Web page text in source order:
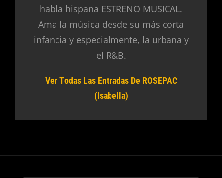
habla hispana ESTRENO MUSICAL.
Ama la música desde su más corta
infancia y especialmente, la urbana y
el R&B.
Ver Todas Las Entradas De ROSEPAC
(Isabella)